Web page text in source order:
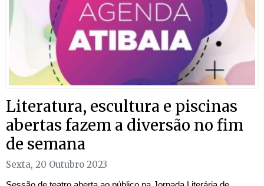
Literatura, escultura e piscinas
abertas fazem a diversão no fim
de semana
Sexta, 20 Outubro 2023